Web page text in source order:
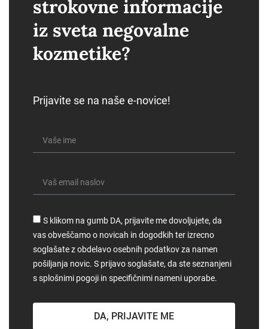
strokovne informacije
iz sveta negovalne
kozmetike?
Prijavite se na naše e-novice!
S klikom na gumb DA, prijavite me dovoljujete, da
vas obveščamo o novicah in dogodkih ter izrecno
soglašate z obdelavo osebnih podatkov za namen
pošiljanja novic. S prijavo soglašate, da ste seznanjeni
s splošnimi pogoji in specifičnimi nameni uporabe.
DA, PRIJAVITE ME